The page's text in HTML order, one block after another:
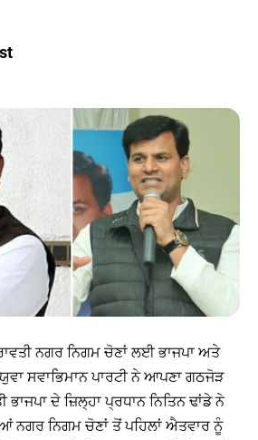
ਨਗਰ ਨਿਗਮ ਚੋਣਾਂ ਲਈ ਭਾਜਪਾ ਅਤੇ
ਸਵਾਭਿਮਾਨ ਪਾਰਟੀ ਨੇ ਆਪਣਾ ਗਠਜੋੜ
ਦੇ ਜ਼ਿਲ੍ਹਾ ਪ੍ਰਧਾਨ ਨਿਤਿਨ ਢਾਂਡੇ ਨੇ
ਨਗਰ ਨਿਗਮ ਚੋਣਾਂ ਤੋਂ ਪਹਿਲਾਂ ਐਤਵਾਰ ਨੂੰ